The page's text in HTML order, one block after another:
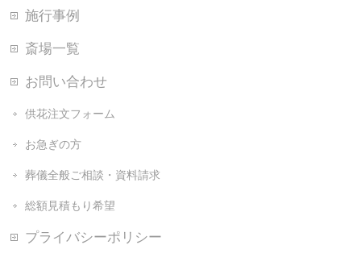
施行事例
斎場一覧
お問い合わせ
供花注文フォーム
お急ぎの方
葬儀全般ご相談・資料請求
総額見積もり希望
プライバシーポリシー